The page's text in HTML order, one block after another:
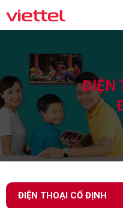
ĐIỆN
ĐIỆN THOẠI CỐ ĐỊNH